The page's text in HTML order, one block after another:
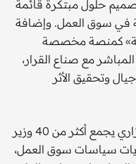
حلول مبتكرة قائمة
في سوق العمل. وإضافة
كمنصة مخصصة
مع صناع القرار،
وتحقيق الأثر
وعلى هامش المؤتمر، يُقام اجتماع وزاري يجمع أكثر من 40 وزير
سياسات سوق العمل،